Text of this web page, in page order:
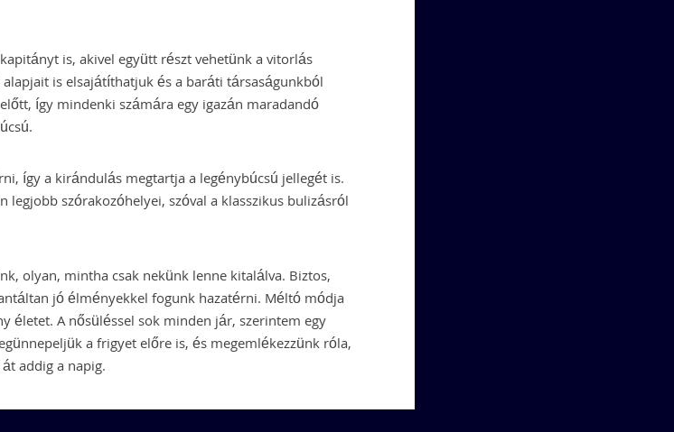
is, akivel együtt részt vehetünk a vitorlás
is elsajátíthatjuk és a baráti társaságunkból
így mindenki számára egy igazán maradandó
így a kirándulás megtartja a legénybúcsú jellegét is.
legjobb szórakozóhelyei, szóval a klasszikus bulizásról
olyan, mintha csak nekünk lenne kitalálva. Biztos,
jó élményekkel fogunk hazatérni. Méltó módja
életet. A nősüléssel sok minden jár, szerintem egy
a frigyet előre is, és megemlékezzünk róla,
addig a napig.